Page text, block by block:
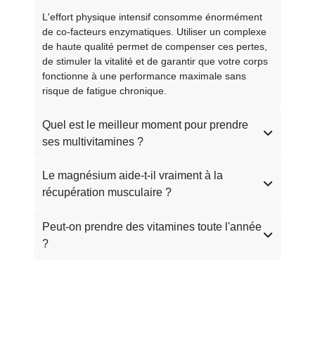
L'effort physique intensif consomme énormément
de co-facteurs enzymatiques. Utiliser un complexe
de haute qualité permet de compenser ces pertes,
de stimuler la vitalité et de garantir que votre corps
fonctionne à une performance maximale sans
risque de fatigue chronique.
Quel est le meilleur moment pour prendre
ses multivitamines ?
Le magnésium aide-t-il vraiment à la
récupération musculaire ?
Peut-on prendre des vitamines toute l'année
?